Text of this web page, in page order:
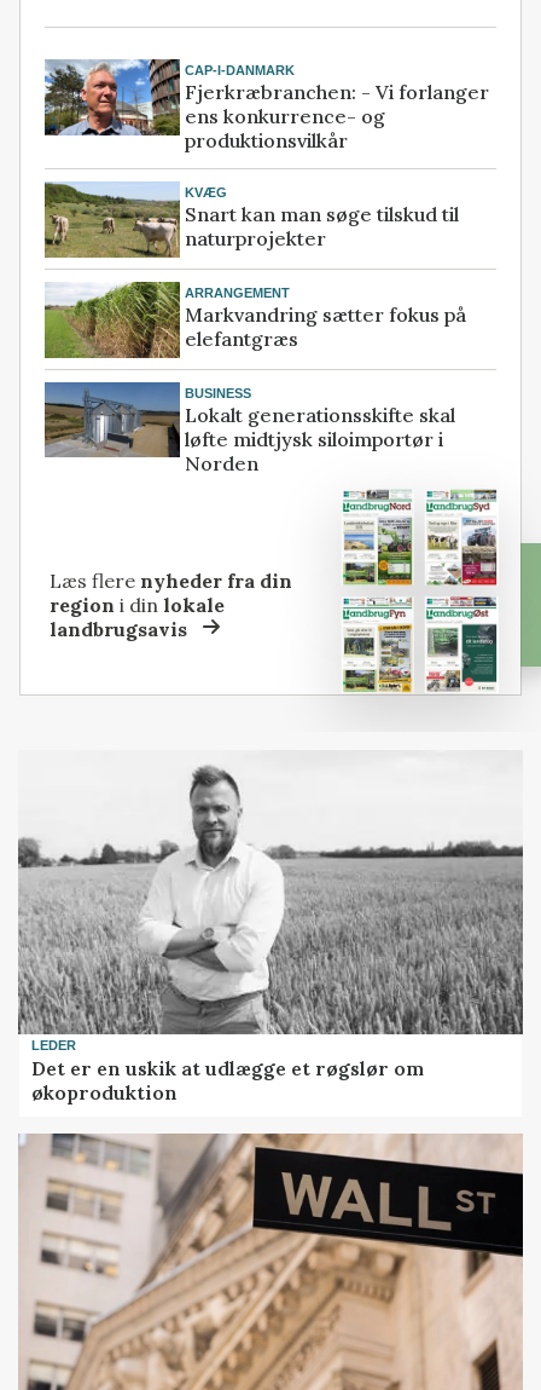
CAP-I-DANMARK
Fjerkræbranchen: - Vi forlanger
ens konkurrence- og
produktionsvilkår
KVÆG
Snart kan man søge tilskud til
naturprojekter
ARRANGEMENT
Markvandring sætter fokus på
elefantgræs
BUSINESS
Lokalt generationsskifte skal
løfte midtjysk siloimportør i
Norden
Læs flere nyheder fra din
region i dinlokale
landbrugsavis
LEDER
Det er en uskik at udlægge et røgslør om
økoproduktion